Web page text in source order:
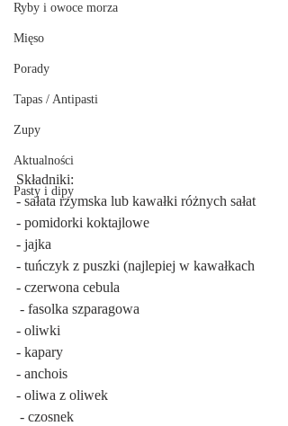
Ryby i owoce morza
Mięso
Porady
Tapas / Antipasti
Zupy
Aktualności
Pasty i dipy
Składniki:
- sałata rzymska lub kawałki różnych sałat
- pomidorki koktajlowe
- jajka
- tuńczyk z puszki (najlepiej w kawałkach
- czerwona cebula
- fasolka szparagowa
- oliwki
- kapary
- anchois
- oliwa z oliwek
- czosnek